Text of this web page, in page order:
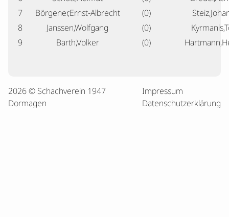
7
Börgener,Ernst-Albrecht (0)
8
Janssen,Wolfgang (0)
9
Barth,Volker (0)
2026 © Schachverein 1947
Dormagen
Impressum
Datenschutzerklärung